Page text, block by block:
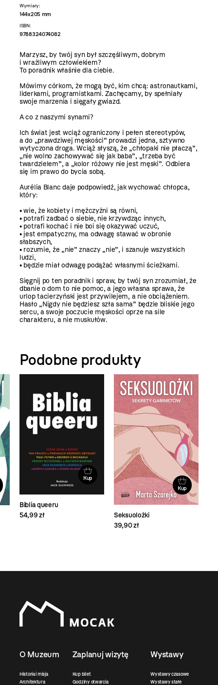
Wymiary:
144x205 mm
ISBN:
9788324074082
Marzysz, by twój syn był szczęśliwym, dobrym
i wrażliwym człowiekiem?
To poradnik właśnie dla ciebie.
Mówimy córkom, że mogą być, kim chcą: astronautkami,
liderkami, programistkami. Zachęcamy, by spełniały
swoje marzenia i sięgały gwiazd.
A co z naszymi synami?
Ich świat jest wciąż ograniczony i pełen stereotypów,
a do „prawdziwej męskości” prowadzi jedna, sztywno
wytyczona droga. Wciąż słyszą, że „chłopaki nie płaczą”,
„nie wolno zachowywać się jak baba”, „trzeba być
twardzielem”, a „kolor różowy nie jest męski”. Odbiera
się im prawo do bycia sobą.
Aurélia Blanc daje podpowiedź, jak wychować chłopca,
który:
• wie, że kobiety i mężczyźni są równi,
• potrafi zadbać o siebie, nie krzywdząc innych,
• potrafi kochać i nie boi się okazywać uczuć,
• jest empatyczny, ma odwagę stawać w obronie
słabszych,
• rozumie, że „nie” znaczy „nie”, i szanuje wszystkich
ludzi,
• będzie miał odwagę podążać własnymi ścieżkami.
Sięgnij po ten poradnik i spraw, by twój syn zrozumiał, że
dbanie o dom to nie pomoc, a jego własna sprawa, że
urlop tacierzyński jest przywilejem, a nie obciążeniem.
Hasło „Nigdy nie będziesz szła sama” będzie bliskie jego
sercu, a swoje poczucie męskości oprze na sile
charakteru, a nie muskułów.
Podobne produkty
Kup
Biblia queeru
54,99 zł
Kup
Seksuolożki
39,90 zł
O Muzeum
Historia i misja
Architektura
Zaplanuj wizytę
Kup bilet
Godziny otwarcia
Wystawy
Wystawy czasowe
Wystawy stałe